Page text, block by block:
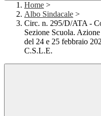
Home >
Albo Sindacale >
Circ. n. 295/D/ATA -
Sezione Scuola.
del 24 e 25 febbraio
C.S.L.E.